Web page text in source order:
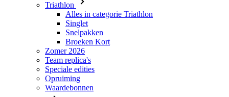
Triathlon
Alles in categorie Triathlon
Singlet
Snelpakken
Broeken Kort
Zomer 2026
Team replica's
Speciale edities
Opruiming
Waardebonnen